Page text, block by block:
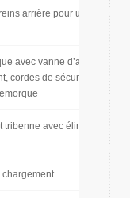
arrière pour une
avec vanne d’arrêt
cordes de sécurité
avec élingue
chargement